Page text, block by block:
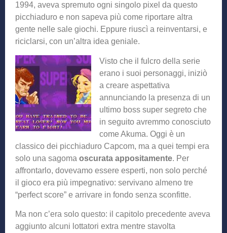
1994, aveva spremuto ogni singolo pixel da questo
picchiaduro e non sapeva più come riportare altra
gente nelle sale giochi. Eppure riuscì a reinventarsi, e
riciclarsi, con un’altra idea geniale.
Visto che il fulcro della serie
erano i suoi personaggi, iniziò
a creare aspettativa
annunciando la presenza di un
ultimo boss super segreto che
in seguito avremmo conosciuto
come Akuma. Oggi è un
classico dei picchiaduro Capcom, ma a quei tempi era
solo una sagoma oscurata appositamente. Per
affrontarlo, dovevamo essere esperti, non solo perché
il gioco era più impegnativo: servivano almeno tre
“perfect score” e arrivare in fondo senza sconfitte.
Ma non c’era solo questo: il capitolo precedente aveva
aggiunto alcuni lottatori extra mentre stavolta